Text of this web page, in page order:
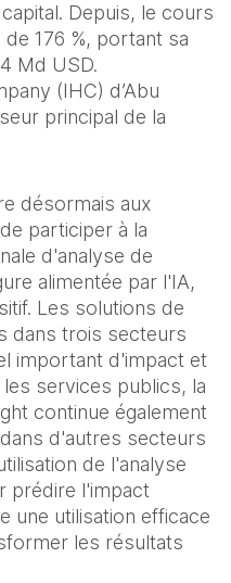
Depuis, le cours
176 %, portant sa
Md USD.
(IHC) d’Abu
principal de la
désormais aux
participer à la
d'analyse de
alimentée par l'IA,
Les solutions de
dans trois secteurs
important d'impact et
services publics, la
continue également
d'autres secteurs
de l'analyse
prédire l'impact
une utilisation efficace
les résultats